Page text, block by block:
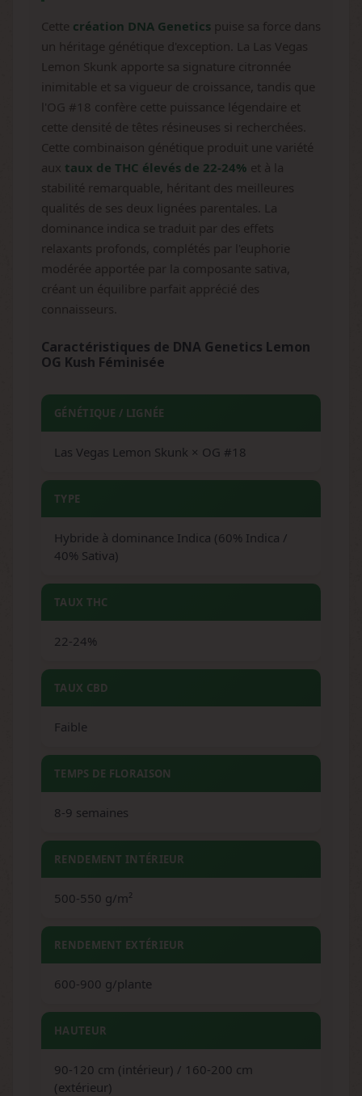
Cette création DNA Genetics puise sa force dans
un héritage génétique d'exception. La Las Vegas
Lemon Skunk apporte sa signature citronnée
inimitable et sa vigueur de croissance, tandis que
l'OG #18 confère cette puissance légendaire et
cette densité de têtes résineuses si recherchées.
Cette combinaison génétique produit une variété
aux taux de THC élevés de 22-24% et à la
stabilité remarquable, héritant des meilleures
qualités de ses deux lignées parentales. La
dominance indica se traduit par des effets
relaxants profonds, complétés par l'euphorie
modérée apportée par la composante sativa,
créant un équilibre parfait apprécié des
connaisseurs.
Caractéristiques de DNA Genetics Lemon
OG Kush Féminisée
GÉNÉTIQUE / LIGNÉE
Las Vegas Lemon Skunk × OG #18
TYPE
Hybride à dominance Indica (60% Indica /
40% Sativa)
TAUX THC
22-24%
TAUX CBD
Faible
TEMPS DE FLORAISON
8-9 semaines
RENDEMENT INTÉRIEUR
500-550 g/m²
RENDEMENT EXTÉRIEUR
600-900 g/plante
HAUTEUR
90-120 cm (intérieur) / 160-200 cm
(extérieur)